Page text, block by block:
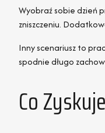
Wyobraź sobie dzień
zniszczeniu.
Inny scenariusz to
spodnie długo
Co